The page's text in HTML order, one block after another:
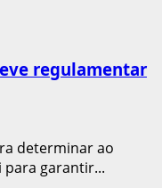
regulamentar
determinar ao
para garantir...